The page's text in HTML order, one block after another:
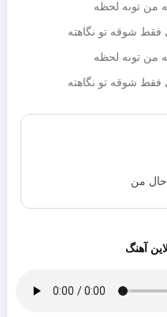
من توىه لحظه
فقط شوقه تو نگاهته
من توىه لحظه
فقط شوقه تو نگاهته
حال من
آهنگ